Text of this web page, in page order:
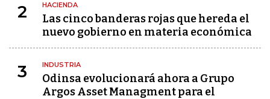
2 HACIENDA
Las cinco banderas rojas que hereda el
nuevo gobierno en materia económica
3 INDUSTRIA
Odinsa evolucionará ahora a Grupo
Argos Asset Managment para el